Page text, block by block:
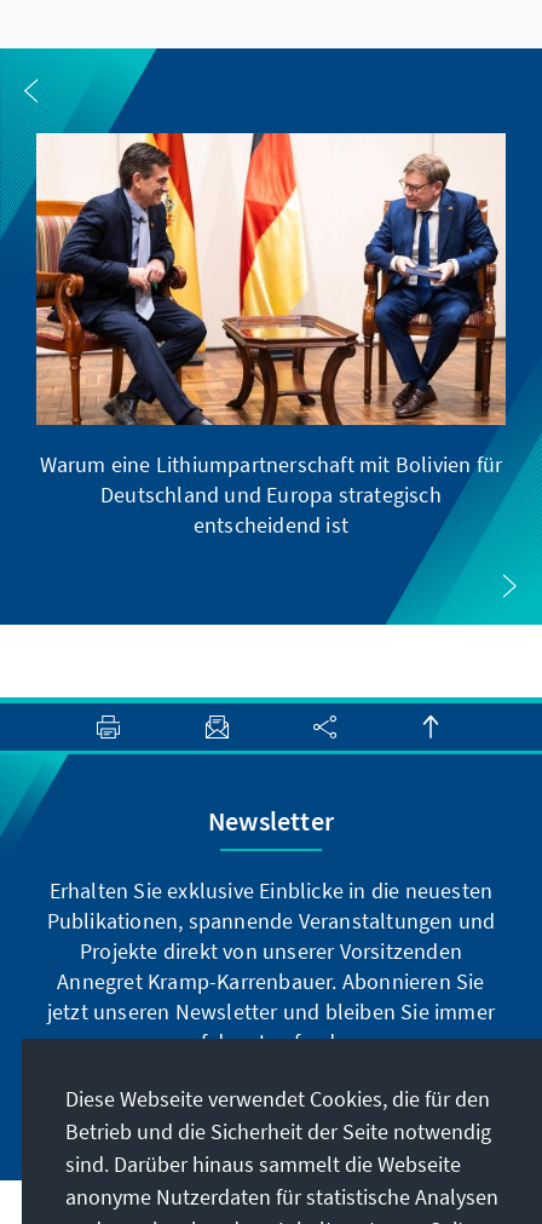
Warum eine Lithiumpartnerschaft mit Bolivien für
Deutschland und Europa strategisch
entscheidend ist
Newsletter
Erhalten Sie exklusive Einblicke in die neuesten
Publikationen, spannende Veranstaltungen und
Projekte direkt von unserer Vorsitzenden
Annegret Kramp-Karrenbauer. Abonnieren Sie
jetzt unseren Newsletter und bleiben Sie immer
auf dem Laufenden.
Jetzt abonnieren
Diese Webseite verwendet Cookies, die für den
Betrieb und die Sicherheit der Seite notwendig
sind. Darüber hinaus sammelt die Webseite
anonyme Nutzerdaten für statistische Analysen